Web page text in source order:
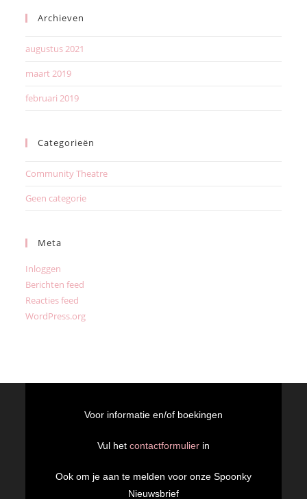
Archieven
augustus 2021
maart 2019
februari 2019
Categorieën
Community Theatre
Geen categorie
Meta
Inloggen
Berichten feed
Reacties feed
WordPress.org
Voor informatie en/of boekingen
Vul het contactformulier in
Ook om je aan te melden voor onze Spoonky
Nieuwsbrief